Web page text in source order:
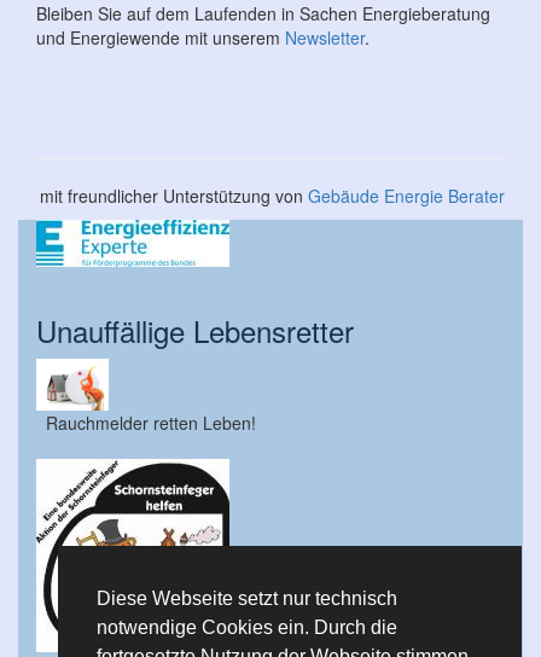
Diese Webseite setzt nur technisch
notwendige Cookies ein. Durch die
Bleiben Sie auf dem Laufenden in Sachen Energieberatung
und Energiewende mit unserem Newsletter.
mit freundlicher Unterstützung von Gebäude Energie Berater
Unauffällige Lebensretter
Rauchmelder retten Leben!